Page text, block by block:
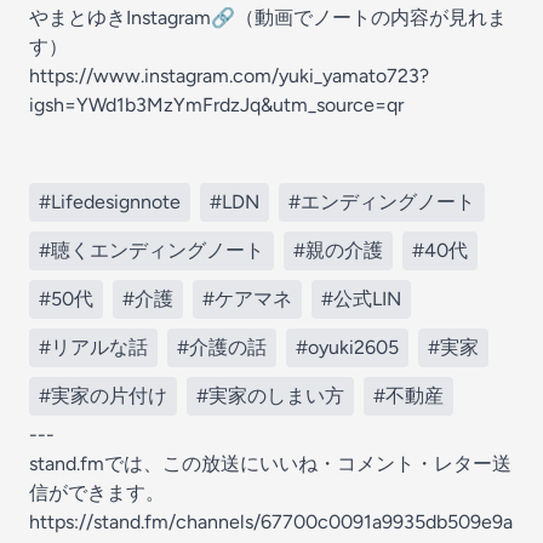
やまとゆきInstagram🔗（動画でノートの内容が見れま
す）
https://www.instagram.com/yuki_yamato723?
igsh=YWd1b3MzYmFrdzJq&utm_source=qr
#Lifedesignnote #LDN #エンディングノート
#聴くエンディングノート #親の介護 #40代
#50代 #介護 #ケアマネ #公式LIN
#リアルな話 #介護の話 #oyuki2605 #実家
#実家の片付け #実家のしまい方
#不動産
---
stand.fmでは、この放送にいいね・コメント・レター送
信ができます。
https://stand.fm/channels/67700c0091a9935db509e9a